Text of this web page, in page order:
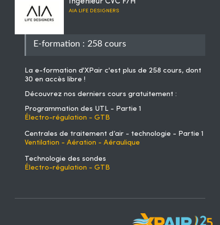
AIA LIFE DESIGNERS
E-formation : 258 cours
La e-formation d'XPair c'est plus de 258 cours, dont
30 en accès libre !
Découvrez nos derniers cours gratuitement :
Programmation des UTL - Partie 1
Électro-régulation - GTB
Centrales de traitement d’air - technologie - Partie 1
Ventilation - Aération - Aéraulique
Technologie des sondes
Électro-régulation - GTB